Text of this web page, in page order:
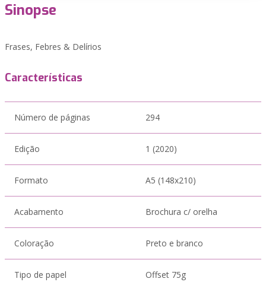
Sinopse
Frases, Febres & Delírios
Características
Número de páginas 294
Edição 1 (2020)
Formato A5 (148x210)
Acabamento Brochura c/ orelha
Coloração Preto e branco
Tipo de papel Offset 75g